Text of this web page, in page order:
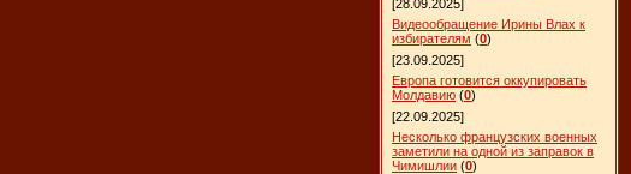
[28.09.2025]
Видеообращение Ирины Влах к
избирателям (0)
[23.09.2025]
Европа готовится оккупировать
Молдавию (0)
[22.09.2025]
Несколько французских военных
заметили на одной из заправок в
Чимишлии (0)